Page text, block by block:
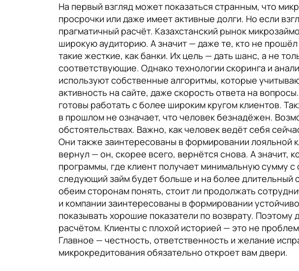
На первый взгляд может показаться странным, что
просрочки или даже имеет активные долги. Но если
прагматичный расчёт. Казахстанский рынок
широкую аудиторию. А значит — даже те, кто не
такие жесткие, как банки. Их цель — дать шанс, а не
соответствующие. Однако технологии скоринга и
используют собственные алгоритмы, которые
активность на сайте, даже скорость ответа на
готовы работать с более широким кругом клиентов.
в прошлом не означает, что человек безнадёжен.
обстоятельствах. Важно, как человек ведёт себя
Они также заинтересованы в формировании лояльной
вернул — он, скорее всего, вернётся снова. А
программы, где клиент получает минимальную сумму
следующий займ будет больше и на более длительный
обеим сторонам понять, стоит ли продолжать
и компании заинтересованы в формировании
показывать хорошие показатели по возврату.
расчётом. Клиенты с плохой историей — это не
Главное — честность, ответственность и желание
микрокредитования обязательно откроет вам двери.